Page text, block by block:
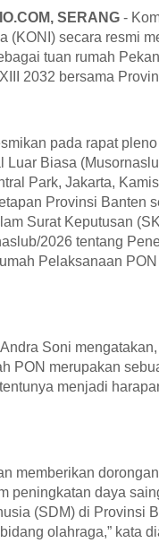
SERANG-
(KONI) secara resmi
tuan rumah
2032 bersama
pada rapat
Luar Biasa
Park, Jakarta, Kamis
Provinsi Banten
Surat Keputusan
2026 tentang
Pelaksanaan PON
Andra Soni mengatakan
PON merupakan
menjadi
memberikan
peningkatan daya
(SDM) di Provinsi
olahraga,” kata